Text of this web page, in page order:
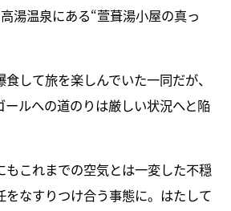
湯温泉にある“萱葺湯小屋の真っ
して旅を楽しんでいた一同だが、
ールへの道のりは厳しい状況へと陥
もこれまでの空気とは一変した不穏
をなすりつけ合う事態に。はたして